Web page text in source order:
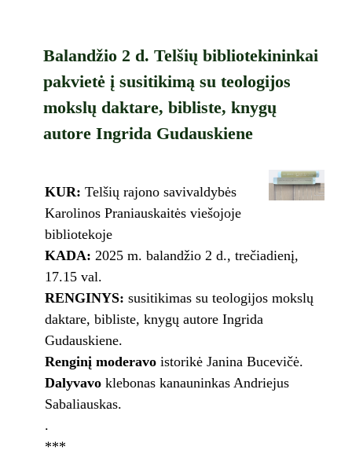
Balandžio 2 d. Telšių bibliotekininkai
pakvietė į susitikimą su teologijos
mokslų daktare, bibliste, knygų
autore Ingrida Gudauskiene
KUR: Telšių rajono savivaldybės
Karolinos Praniauskaitės viešojoje
bibliotekoje
KADA: 2025 m. balandžio 2 d., trečiadienį,
17.15 val.
RENGINYS: susitikimas su teologijos mokslų
daktare, bibliste, knygų autore Ingrida
Gudauskiene.
Renginį moderavoistorikė Janina Bucevičė.
Dalyvavoklebonas kanauninkas Andriejus
Sabaliauskas.
.
***